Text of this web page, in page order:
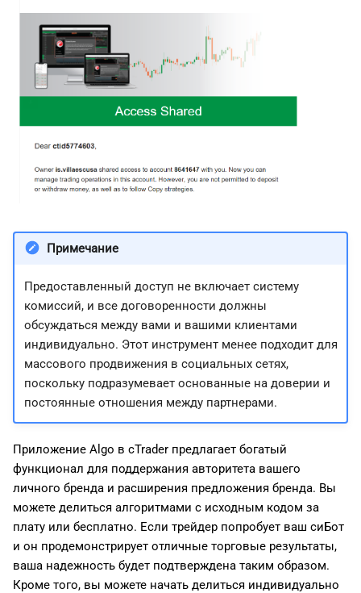
Примечание
Предоставленный доступ не включает систему
комиссий, и все договоренности должны
обсуждаться между вами и вашими клиентами
индивидуально. Этот инструмент менее подходит для
массового продвижения в социальных сетях,
поскольку подразумевает основанные на доверии и
постоянные отношения между партнерами.
Приложение Algo в cTrader предлагает богатый
функционал для поддержания авторитета вашего
личного бренда и расширения предложения бренда. Вы
можете делиться алгоритмами с исходным кодом за
плату или бесплатно. Если трейдер попробует ваш сиБот
и он продемонстрирует отличные торговые результаты,
ваша надежность будет подтверждена таким образом.
Кроме того, вы можете начать делиться индивидуально